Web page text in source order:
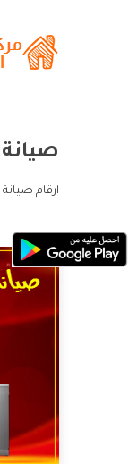
صيانة
ارقام صيانة